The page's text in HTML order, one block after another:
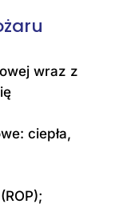
wraz z
ciepła,